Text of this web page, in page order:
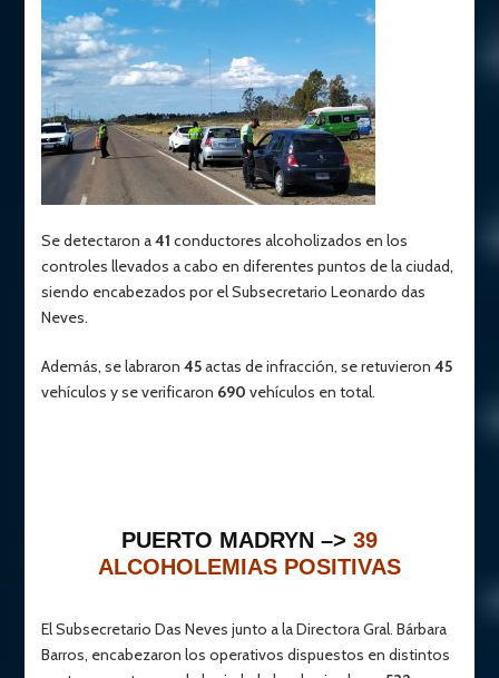
Se detectaron a41 conductores alcoholizados en los
controles llevados a cabo en diferentes puntos de la ciudad,
siendo encabezados por el Subsecretario Leonardo das
Neves.
Además, se labraron45actas de infracción, se retuvieron45
vehículos y se verificaron 690vehículos en total.
PUERTO MADRYN –> 39
ALCOHOLEMIAS POSITIVAS
El Subsecretario Das Neves junto a la Directora Gral. Bárbara
Barros, encabezaron los operativos dispuestos en distintos